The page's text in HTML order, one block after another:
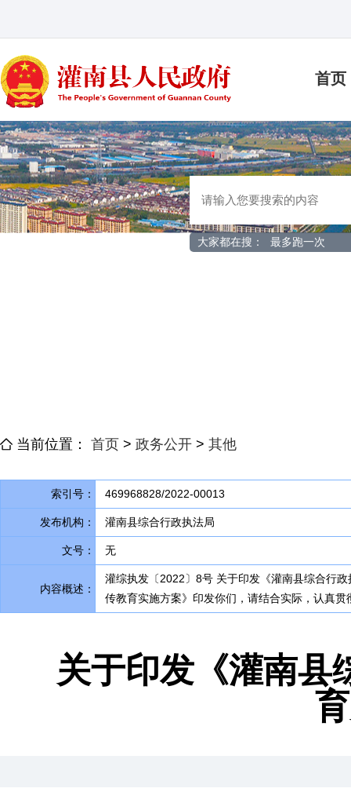
首页
大家都在搜： 最多跑一次
当前位置： 首页 > 政务公开 > 其他
索引号： 469968828/2022-00013
发布机构： 灌南县综合行政执法局
文号： 无
内容概述：
灌综执发〔2022〕8号 关于印发《灌南县综合行
传教育实施方案》印发你们 ， 请结合实际，认真贯
关于印发《灌南县